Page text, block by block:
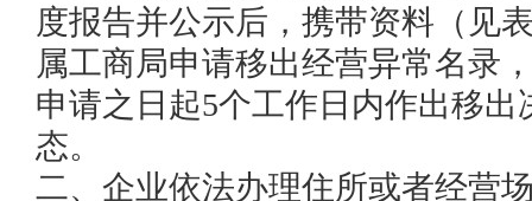
度报告并公示后，携带资料（见
属工商局申请移出经营异常名录
申请之日起5个工作日内作出移
态。
二、企业依法办理住所或者经营